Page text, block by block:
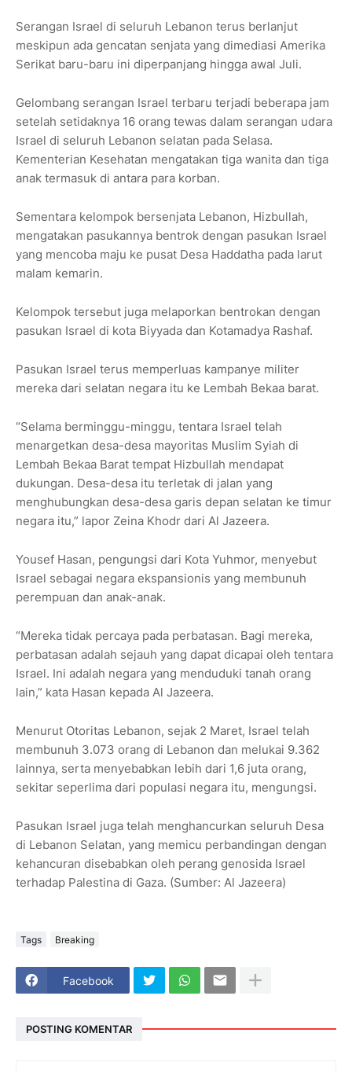
Serangan Israel di seluruh Lebanon terus berlanjut
meskipun ada gencatan senjata yang dimediasi Amerika
Serikat baru-baru ini diperpanjang hingga awal Juli.
Gelombang serangan Israel terbaru terjadi beberapa jam
setelah setidaknya 16 orang tewas dalam serangan udara
Israel di seluruh Lebanon selatan pada Selasa.
Kementerian Kesehatan mengatakan tiga wanita dan tiga
anak termasuk di antara para korban.
Sementara kelompok bersenjata Lebanon, Hizbullah,
mengatakan pasukannya bentrok dengan pasukan Israel
yang mencoba maju ke pusat Desa Haddatha pada larut
malam kemarin.
Kelompok tersebut juga melaporkan bentrokan dengan
pasukan Israel di kota Biyyada dan Kotamadya Rashaf.
Pasukan Israel terus memperluas kampanye militer
mereka dari selatan negara itu ke Lembah Bekaa barat.
“Selama berminggu-minggu, tentara Israel telah
menargetkan desa-desa mayoritas Muslim Syiah di
Lembah Bekaa Barat tempat Hizbullah mendapat
dukungan. Desa-desa itu terletak di jalan yang
menghubungkan desa-desa garis depan selatan ke timur
negara itu,” lapor Zeina Khodr dari Al Jazeera.
Yousef Hasan, pengungsi dari Kota Yuhmor, menyebut
Israel sebagai negara ekspansionis yang membunuh
perempuan dan anak-anak.
“Mereka tidak percaya pada perbatasan. Bagi mereka,
perbatasan adalah sejauh yang dapat dicapai oleh tentara
Israel. Ini adalah negara yang menduduki tanah orang
lain,” kata Hasan kepada Al Jazeera.
Menurut Otoritas Lebanon, sejak 2 Maret, Israel telah
membunuh 3.073 orang di Lebanon dan melukai 9.362
lainnya, serta menyebabkan lebih dari 1,6 juta orang,
sekitar seperlima dari populasi negara itu, mengungsi.
Pasukan Israel juga telah menghancurkan seluruh Desa
di Lebanon Selatan, yang memicu perbandingan dengan
kehancuran disebabkan oleh perang genosida Israel
terhadap Palestina di Gaza. (Sumber: Al Jazeera)
Tags Breaking
Facebook
POSTING KOMENTAR